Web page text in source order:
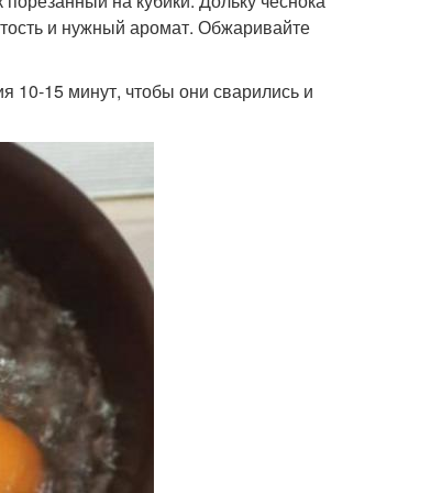
и нужный аромат. Обжаривайте
10-15 минут, чтобы они сварились и